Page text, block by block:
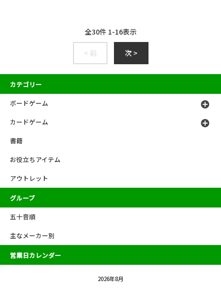
全30件 1-16表示
< 前 次 >
カテゴリー
ボードゲーム
カードゲーム
書籍
お役立ちアイテム
アウトレット
グループ
五十音順
主なメーカー別
営業日カレンダー
2026年8月